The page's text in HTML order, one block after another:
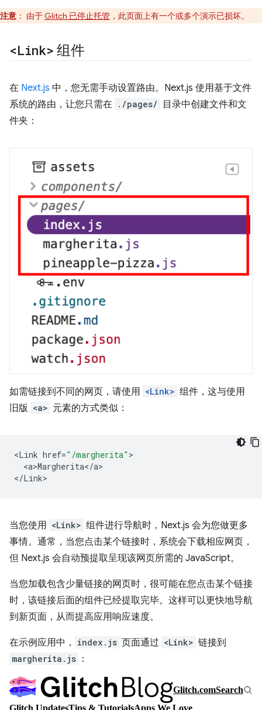
注意 ： 由于Glitch 已停止托管 ，此页面上有一个或多个演示已损坏。
<Link> 组件
在 Next.js 中，您无需手动设置路由。Next.js 使用基于文件
系统的路由，让您只需在 ./pages/
目录中创建文件和文
件夹：
如需链接到不同的网页，请使用 <Link> 组件，这与使用
旧版 <a> 元素的方式类似：
<Link href="/margherita"
<a>Margherita</a>
</Link
当您使用 <Link> 组件进行导航时，Next.js 会为您做更多
事情。通常，当您点击某个链接时，系统会下载相应网页，
但 Next.js 会自动预提取呈现该网页所需的 JavaScript。
当您加载包含少量链接的网页时，很可能在您点击某个链接
时，该链接后面的组件已经提取完毕。这样可以更快地导航
到新页面，从而提高应用响应速度。
在示例应用中， index.js 页面通过 <Link> 链接到
margherita.js ：